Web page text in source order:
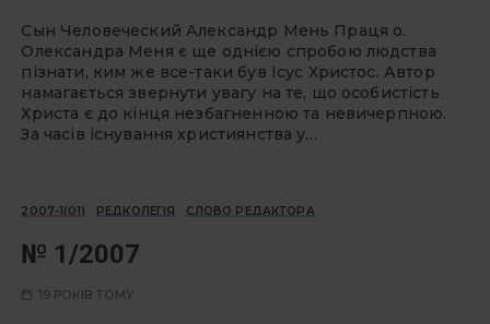
Сын Человеческий Александр Мень Праця о.
Олександра Меня є ще однією спробою людства
пізнати, ким же все-таки був Ісус Христос. Автор
намагається звернути увагу на те, що особистість
Христа є до кінця незбагненною та невичерпною.
За часів існування християнства у…
2007-1(01) РЕДКОЛЕГІЯ СЛОВО РЕДАКТОРА
№ 1/2007
19 РОКІВ ТОМУ